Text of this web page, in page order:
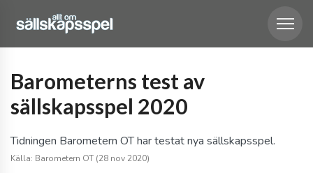
Barometerns test av
sällskapsspel 2020
Tidningen Barometern OT har testat nya sällskapsspel.
Källa: Barometern OT (28 nov 2020)